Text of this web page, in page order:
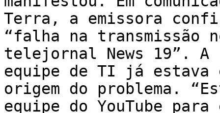
Terra, a emissora
“falha na transmissão
telejornal News 19”. A
equipe de TI já estava
origem do problema.
equipe do YouTube